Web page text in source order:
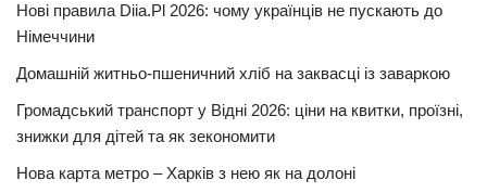
Нові правила Diia.Pl 2026: чому українців не пускають до
Німеччини
Домашній житньо-пшеничний хліб на заквасці із заваркою
Громадський транспорт у Відні 2026: ціни на квитки, проїзні,
знижки для дітей та як зекономити
Нова карта метро – Харків з нею як на долоні